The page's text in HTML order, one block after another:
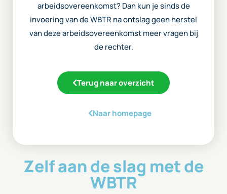
arbeidsovereenkomst? Dan kun je sinds de
invoering van de WBTR na ontslag geen herstel
van deze arbeidsovereenkomst meer vragen bij
de rechter.
Terug naar overzicht
Naar homepage
Zelf aan de slag met de
WBTR